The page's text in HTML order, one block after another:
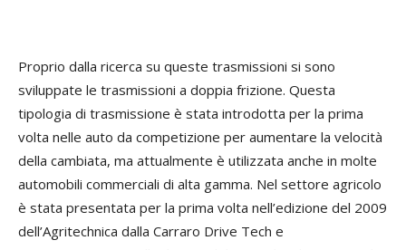
Proprio dalla ricerca su queste trasmissioni si sono
sviluppate le trasmissioni a doppia frizione. Questa
tipologia di trasmissione è stata introdotta per la prima
volta nelle auto da competizione per aumentare la velocità
della cambiata, ma attualmente è utilizzata anche in molte
automobili commerciali di alta gamma. Nel settore agricolo
è stata presentata per la prima volta nell’edizione del 2009
dell’Agritechnica dalla Carraro Drive Tech e